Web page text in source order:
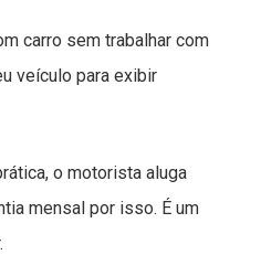
carro sem trabalhar com
veículo para exibir
o motorista aluga
mensal por isso. É um